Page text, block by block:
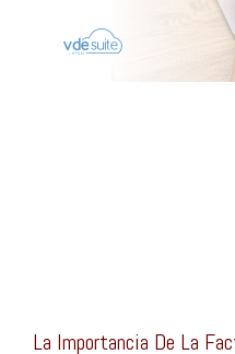
La Importancia De La